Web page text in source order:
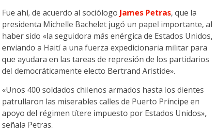
Fue ahí, de acuerdo al sociólogo James Petras, que la
presidenta Michelle Bachelet jugó un papel importante, al
haber sido «la seguidora más enérgica de Estados Unidos,
enviando a Haití a una fuerza expedicionaria militar para
que ayudara en las tareas de represión de los partidarios
del democráticamente electo Bertrand Aristide».
«Unos 400 soldados chilenos armados hasta los dientes
patrullaron las miserables calles de Puerto Príncipe en
apoyo del régimen títere impuesto por Estados Unidos»,
señala Petras.